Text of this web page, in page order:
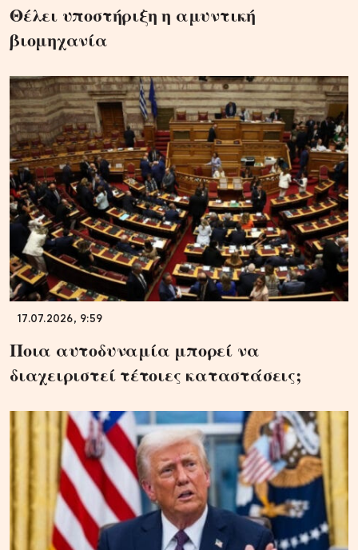
Θέλει υποστήριξη η αμυντική
βιομηχανία
17.07.2026, 9:59
Ποια αυτοδυναμία μπορεί να
διαχειριστεί τέτοιες καταστάσεις;